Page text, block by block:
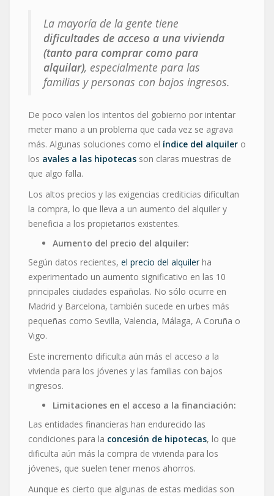
La mayoría de la gente tiene
dificultades de acceso a una vivienda
(tanto para comprar como para
alquilar), especialmente para las
familias y personas con bajos ingresos.
De poco valen los intentos del gobierno por intentar
meter mano a un problema que cada vez se agrava
más. Algunas soluciones como el índice del alquiler o
los avales a las hipotecas son claras muestras de
que algo falla.
Los altos precios y las exigencias crediticias dificultan
la compra, lo que lleva a un aumento del alquiler y
beneficia a los propietarios existentes.
Aumento del precio del alquiler:
Según datos recientes, el precio del alquilerha
experimentado un aumento significativo en las 10
principales ciudades españolas. No sólo ocurre en
Madrid y Barcelona, también sucede en urbes más
pequeñas como Sevilla, Valencia, Málaga, A Coruña o
Vigo.
Este incremento dificulta aún más el acceso a la
vivienda para los jóvenes y las familias con bajos
ingresos.
Limitaciones en el acceso a la financiación:
Las entidades financieras han endurecido las
condiciones para la concesión de hipotecas, lo que
dificulta aún más la compra de vivienda para los
jóvenes, que suelen tener menos ahorros.
Aunque es cierto que algunas de estas medidas son